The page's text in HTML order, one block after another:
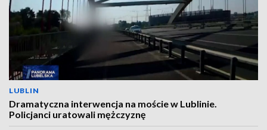
LUBLIN
Dramatyczna interwencja na moście w Lublinie.
Policjanci uratowali mężczyznę